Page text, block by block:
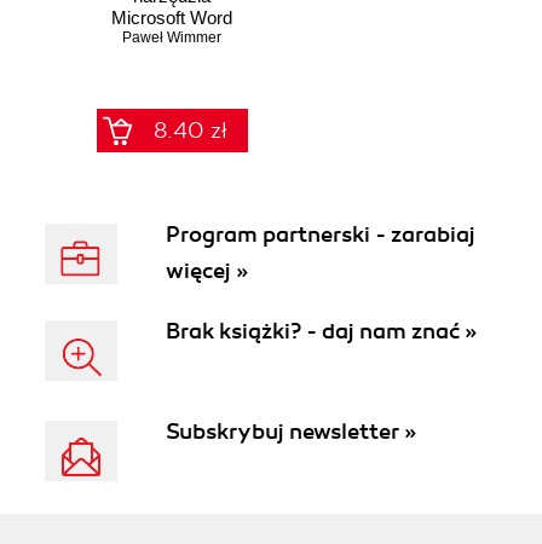
Microsoft Word
2007
Paweł Wimmer
8.40 zł
Program partnerski - zarabiaj
więcej »
Brak książki? - daj nam znać »
Subskrybuj newsletter »